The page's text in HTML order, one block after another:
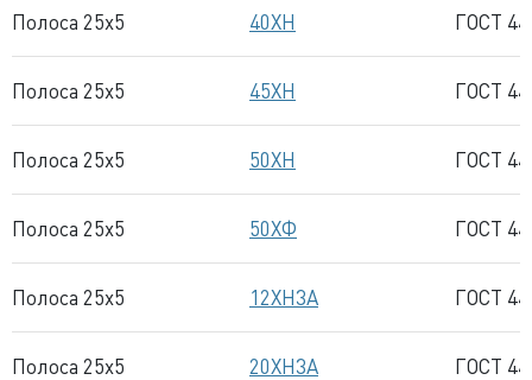
Полоса 25x5 40ХН ГОСТ
Полоса 25x5 45ХН ГОСТ
Полоса 25x5 50ХН ГОСТ
Полоса 25x5 50ХФ ГОСТ
Полоса 25x5 12ХН3А ГОСТ
Полоса 25x5 20ХН3А ГОСТ